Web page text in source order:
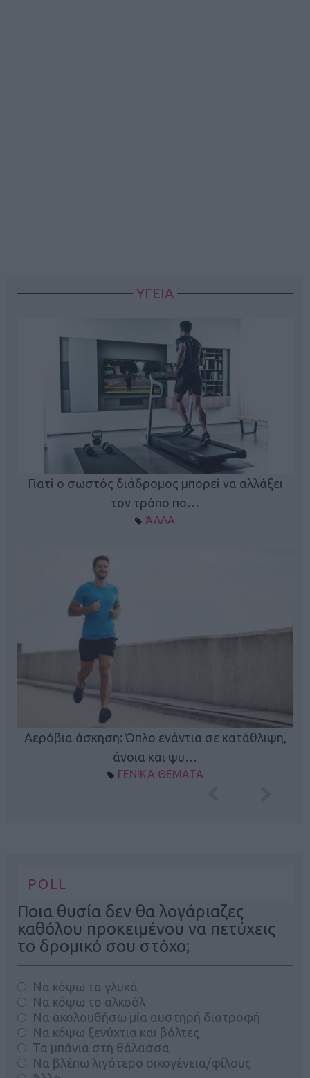
ΥΓΕΙΑ
Γιατί ο σωστός διάδρομος μπορεί να αλλάξει
τον τρόπο πο…
ΆΛΛΑ
Αερόβια άσκηση: Όπλο ενάντια σε κατάθλιψη,
άνοια και ψυ…
ΓΕΝΙΚΑ ΘΕΜΑΤΑ
POLL
Ποια θυσία δεν θα λογάριαζες
καθόλου προκειμένου να πετύχεις
το δρομικό σου στόχο;
Να κόψω τα γλυκά
Να κόψω το αλκοόλ
Να ακολουθήσω μία αυστηρή διατροφή
Να κόψω ξενύχτια και βόλτες
Τα μπάνια στη θάλασσα
Να βλέπω λιγότερο οικογένεια/φίλους